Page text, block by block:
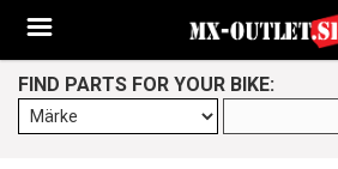
FIND PARTS FOR YOUR BIKE: